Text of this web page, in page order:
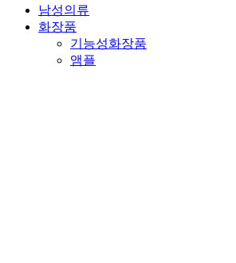
남성의류
화장품
기능성화장품
앰플